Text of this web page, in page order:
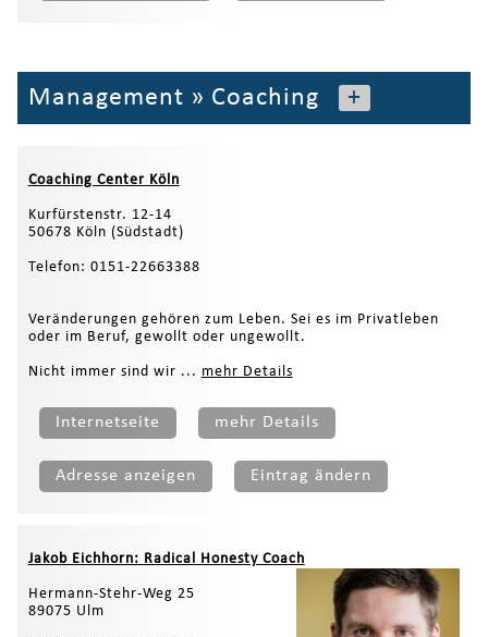
Management » Coaching +
Coaching Center Köln
Kurfürstenstr. 12-14
50678 Köln (Südstadt)
Telefon: 0151-22663388
Veränderungen gehören zum Leben. Sei es im Privatleben
oder im Beruf, gewollt oder ungewollt.
Nicht immer sind wir ... mehr Details
Internetseite mehr Details
Adresse anzeigen Eintrag ändern
Jakob Eichhorn: Radical Honesty Coach
Hermann-Stehr-Weg 25
89075 Ulm